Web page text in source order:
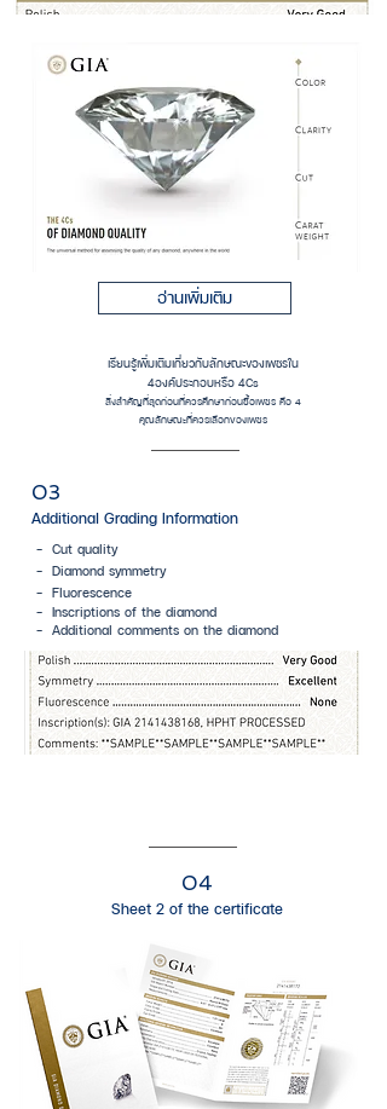
อ่านเพิ่มเติม
เรียนรู้เพิ่มเติมเกี่ยวกับลักษณะของเพชรใน
4องค์ประกอบหรือ 4Cs
สิ่งสำคัญที่สุดก่อนที่ควรศึกษาก่อนซื้อเพชร คือ 4
คุณลักษณะที่ควรเลือกของเพชร
03
Additional Grading Information
- Cut quality
- Diamond symmetry
- Fluorescence
- Inscriptions of the diamond
- Additional comments on the diamond
04
Sheet 2 of the certificate